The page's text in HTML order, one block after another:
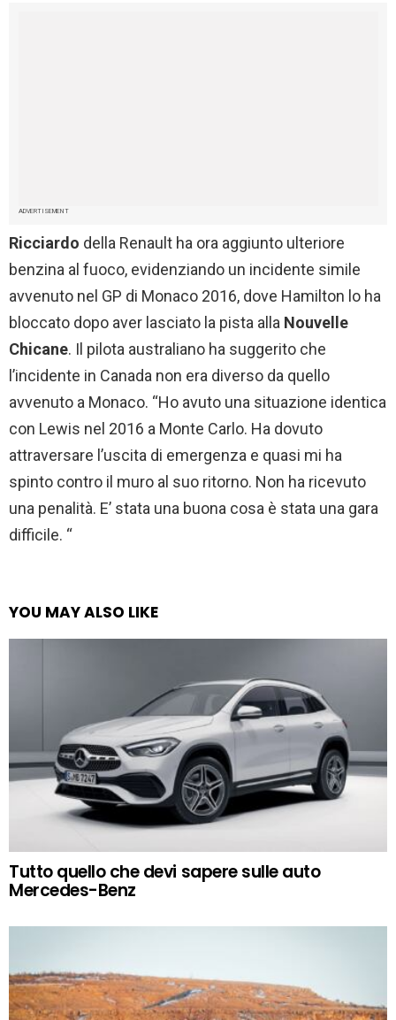
ADVERTISEMENT
Ricciardo della Renault ha ora aggiunto ulteriore
benzina al fuoco, evidenziando un incidente simile
avvenuto nel GP di Monaco 2016, dove Hamilton lo ha
bloccato dopo aver lasciato la pista alla Nouvelle
Chicane. Il pilota australiano ha suggerito che
l’incidente in Canada non era diverso da quello
avvenuto a Monaco. “Ho avuto una situazione identica
con Lewis nel 2016 a Monte Carlo. Ha dovuto
attraversare l’uscita di emergenza e quasi mi ha
spinto contro il muro al suo ritorno. Non ha ricevuto
una penalità. E’ stata una buona cosa è stata una gara
difficile. “
YOU MAY ALSO LIKE
Tutto quello che devi sapere sulle auto
Mercedes-Benz